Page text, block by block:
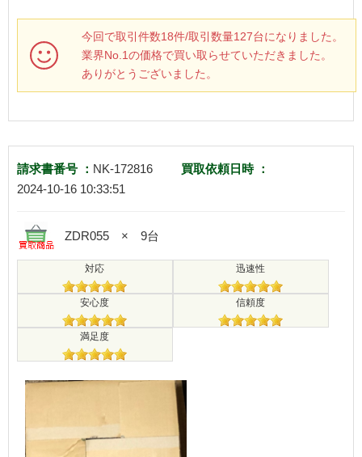
今回で取引件数18件/取引数量127台になりました。
業界No.1の価格で買い取らせていただきました。
ありがとうございました。
請求書番号 ： NK-172816
買取依頼日時 ：
2024-10-16 10:33:51
ZDR055 × 9台
対応 迅速性
安心度 信頼度
満足度